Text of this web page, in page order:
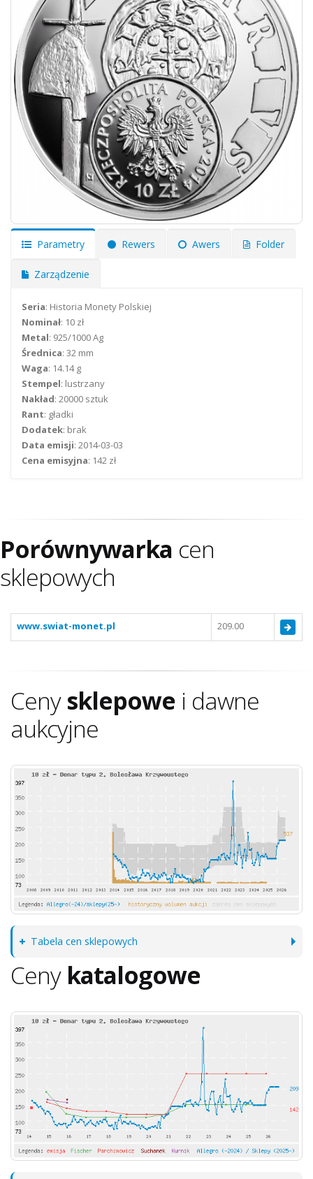
Parametry Rewers Awers Folder
Zarządzenie
Seria: Historia Monety Polskiej
Nominał: 10 zł
Metal: 925/1000 Ag
Średnica: 32 mm
Waga: 14.14 g
Stempel: lustrzany
Nakład: 20000 sztuk
Rant: gładki
Dodatek: brak
Data emisji: 2014-03-03
Cena emisyjna: 142 zł
Porównywarka cen
sklepowych
www.swiat-monet.pl 209.00
Cenysklepowe i dawne
aukcyjne
Tabela cen sklepowych
Ceny katalogowe